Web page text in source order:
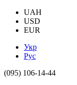
UAH
USD
EUR
Укр
Рус
(095) 106-14-44